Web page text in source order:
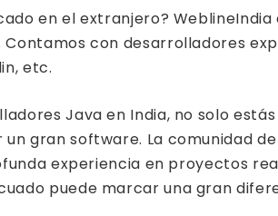
en el extranjero?
con desarrolladores
etc.
Java en India, no solo
gran software. La comunidad
experiencia en proyectos
puede marcar una gran